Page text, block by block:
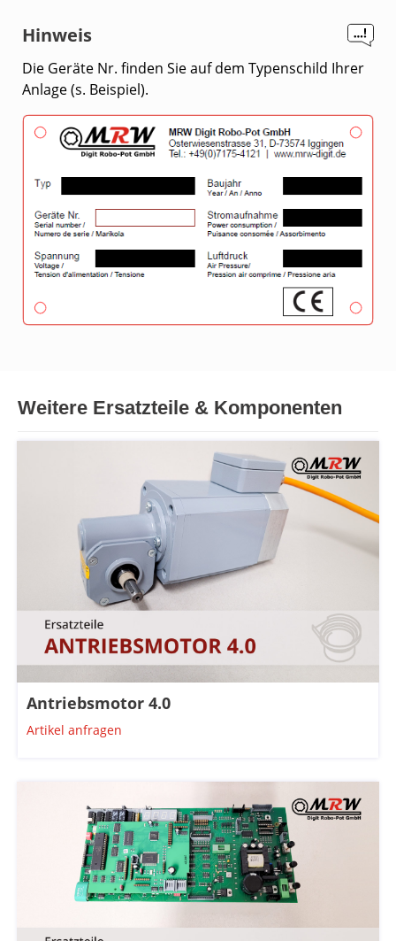
Hinweis
Die Geräte Nr. finden Sie auf dem Typenschild Ihrer
Anlage (s. Beispiel).
Weitere Ersatzteile & Komponenten
Antriebsmotor 4.0
Artikel anfragen